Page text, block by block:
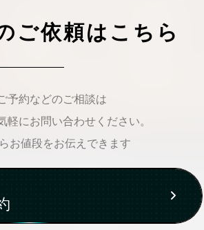
ご依頼はこちら
予約などのご相談は
軽にお問い合わせください。
お値段をお伝えできます